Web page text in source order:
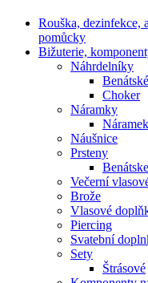
Rouška, dezinfekce,
pomůcky
Bižuterie,
Náhrdelníky
Choker
Náramky
Náušnice
Prsteny
Večerní
Brože
Vlasové
Piercing
Svatební
Sety
Štrásové